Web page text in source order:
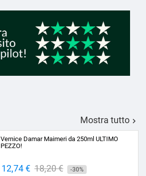
Mostra tutto 
Vernice Damar Maimeri da 250ml ULTIMO
PEZZO!
Prezzo
12,74 € Prezzo
18,20 € -30%